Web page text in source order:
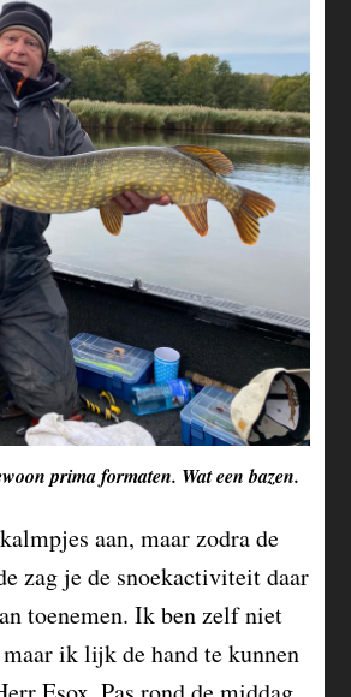
prima formaten. Wat een bazen.
aan, maar zodra de
zag je de snoekactiviteit daar
toenemen. Ik ben zelf niet
ik lijk de hand te kunnen